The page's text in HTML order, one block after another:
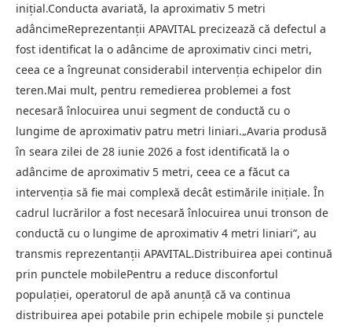
inițial.Conducta avariată, la aproximativ 5 metri
adâncimeReprezentanții APAVITAL precizează că defectul a
fost identificat la o adâncime de aproximativ cinci metri,
ceea ce a îngreunat considerabil intervenția echipelor din
teren.Mai mult, pentru remedierea problemei a fost
necesară înlocuirea unui segment de conductă cu o
lungime de aproximativ patru metri liniari.„Avaria produsă
în seara zilei de 28 iunie 2026 a fost identificată la o
adâncime de aproximativ 5 metri, ceea ce a făcut ca
intervenția să fie mai complexă decât estimările inițiale. În
cadrul lucrărilor a fost necesară înlocuirea unui tronson de
conductă cu o lungime de aproximativ 4 metri liniari”, au
transmis reprezentanții APAVITAL.Distribuirea apei continuă
prin punctele mobilePentru a reduce disconfortul
populației, operatorul de apă anunță că va continua
distribuirea apei potabile prin echipele mobile și punctele